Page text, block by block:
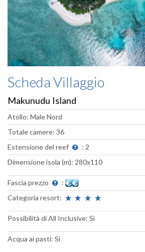
Scheda Villaggio
Makunudu Island
Atollo: Male Nord
Totale camere: 36
Estensione del reef
: 2
Dimensione isola (m): 280x110
Fascia prezzo
:
Categoria resort:
Possibilità di All Inclusive: Sì
Acqua ai pasti: Sì